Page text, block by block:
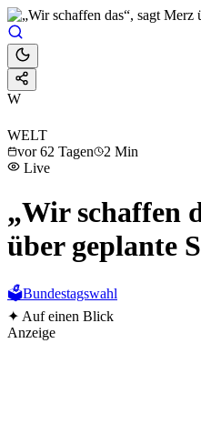
W
WELT
vor 62 Tagen
2 Min
Live
„Wir schaffen
über geplante
🗳️Bundestagswahl
✦ Auf einen Blick
Anzeige